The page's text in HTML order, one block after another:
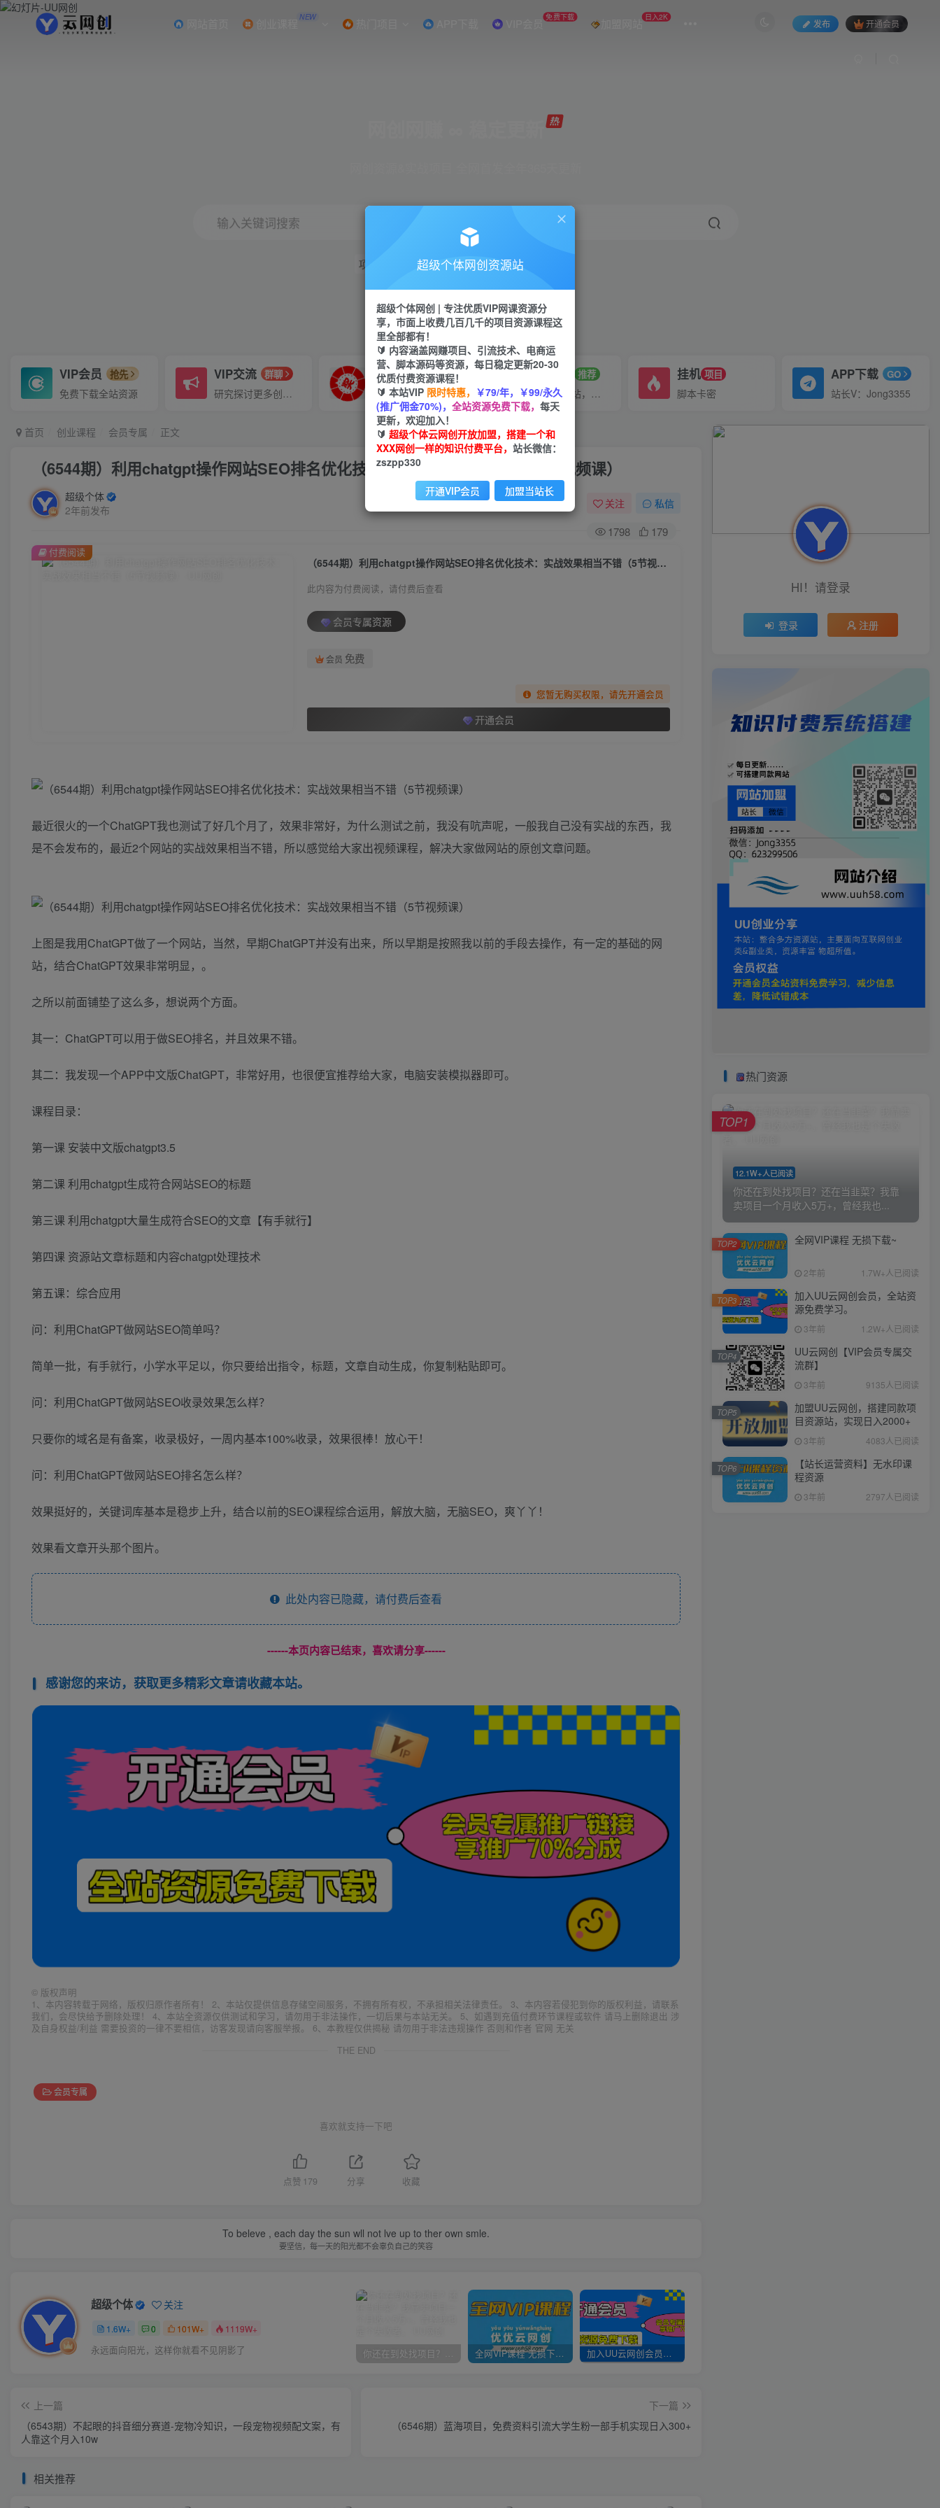
创业课程 NEW 热门项目 APP下载 VIP会员 免费下载 加盟网站 日入2K
发布 开通会员
输入关键词搜索
项目 引流 短视频 小红书
VIP会员 抢先
免费下载全站资源
VIP交流 群聊
研究探讨更多创业项目路子。
VIP推广
70%分佣
会员专属推广链接
招募站长 推荐
搭建同款网站，自己当老板
挂机 项目
脚本卡密
APP下载 GO
站长V：Jong3355
首页 创业课程 会员专属 正文
（6544期）利用chatgpt操作网站SEO排名优化技术：实战效果相当不错（5节视频课）
超级个体
2年前发布
关注 私信
1798 179
（6544期）利用chatgpt操作网站SEO排名优化技术：实战效果相当不错（5节视频课）
此内容为付费阅读，请付费后查看
会员专属资源
会员 免费
您暂无购买权限，请先开通会员
开通会员
付费阅读
最近很火的一个ChatGPT我也测试了好几个月了，效果非常好，为什么测试之前，我没有吭声呢，一般我自己没有实战的东西，我
是不会发布的，最近2个网站的实战效果相当不错，所以感觉给大家出视频课程，解决大家做网站的原创文章问题。
上图是我用ChatGPT做了一个网站，当然，早期ChatGPT并没有出来，所以早期是按照我以前的手段去操作，有一定的基础的网
站，结合ChatGPT效果非常明显，。
之所以前面铺垫了这么多，想说两个方面。
其一：ChatGPT可以用于做SEO排名，并且效果不错。
其二：我发现一个APP中文版ChatGPT，非常好用，也很便宜推荐给大家，电脑安装模拟器即可。
课程目录：
第一课 安装中文版chatgpt3.5
第二课 利用chatgpt生成符合网站SEO的标题
第三课 利用chatgpt大量生成符合SEO的文章【有手就行】
第四课 资源站文章标题和内容chatgpt处理技术
第五课：综合应用
问：利用ChatGPT做网站SEO简单吗？
简单一批，有手就行，小学水平足以，你只要给出指令，标题，文章自动生成，你复制粘贴即可。
问：利用ChatGPT做网站SEO收录效果怎么样？
只要你的域名是有备案，收录极好，一周内基本100%收录，效果很棒！放心干！
问：利用ChatGPT做网站SEO排名怎么样？
效果挺好的，关键词库基本是稳步上升，结合以前的SEO课程综合运用，解放大脑，无脑SEO，爽丫丫！
效果看文章开头那个图片。
此处内容已隐藏，请付费后查看
------本页内容已结束，喜欢请分享------
感谢您的来访，获取更多精彩文章请收藏本站。
© 版权声明
1、本内容转载于网络，版权归原作者所有！ 2、本站仅提供信息存储空间服务，不拥有所有权，不承担相关法律责任。 3、本内容若侵犯到你的版权利益，请联系
我们，会尽快给予删除处理！ 4、本站全资源仅供测试和学习，请勿用于非法操作，一切后果与本站无关。 5、如遇到充值付费环节课程或软件 请马上删除退出 涉
及自身权益/利益 需要投资的一律不要相信，访客发现请向客服举报。 6、本教程仅供揭秘 请勿用于非法违规操作 否则和作者 官网 无关
THE END
会员专属
喜欢就支持一下吧
点赞 179 分享 收藏
To beleve , each day the sun wll not lve up to ther own smle.
要坚信，每一天的阳光都不会辜负自己的笑容
超级个体 关注
1.6W+ 0 101W+ 1119W+
永远面向阳光，这样你就看不见阴影了 你还在到处找项目？还在当韭菜？我靠卖项目一个月收入5万+，曾经我也是个失败者。 全网VIP课程 无损下载~ 加入UU云网创会员，全站资源免费学习。
上一篇
（6543期）不起眼的抖音细分赛道-宠物冷知识，一段宠物视频配文案，有
人靠这个月入10w
下一篇
（6546期）蓝海项目，免费资料引流大学生粉一部手机实现日入300+
相关推荐
HI！请登录
登录 注册
热门资源
12.1W+人已阅读
你还在到处找项目？还在当韭菜？我靠
卖项目一个月收入5万+，曾经我也...
TOP1
全网VIP课程 无损下载~
2年前 1.7W+人已阅读
TOP2
加入UU云网创会员，全站资
源免费学习。
3年前 1.2W+人已阅读
TOP3
UU云网创【VIP会员专属交
流群】
3年前 9135人已阅读
TOP4
加盟UU云网创，搭建同款项
目资源站，实现日入2000+
3年前 4083人已阅读
TOP5
【站长运营资料】无水印课
程资源
3年前 2797人已阅读
TOP6
超级个体网创资源站
超级个体网创 | 专注优质VIP网课资源分
享，市面上收费几百几千的项目资源课程这
里全部都有！
🔰 内容涵盖网赚项目、引流技术、电商运
营、脚本源码等资源，每日稳定更新20-30
优质付费资源课程！
🔰 本站VIP 限时特惠， ￥79/年，￥99/永久
(推广佣金70%)， 全站资源免费下载， 每天
更新，欢迎加入！
🔰 超级个体云网创开放加盟，搭建一个和
XXX网创一样的知识付费平台， 站长微信：
zszpp330
开通VIP会员 加盟当站长